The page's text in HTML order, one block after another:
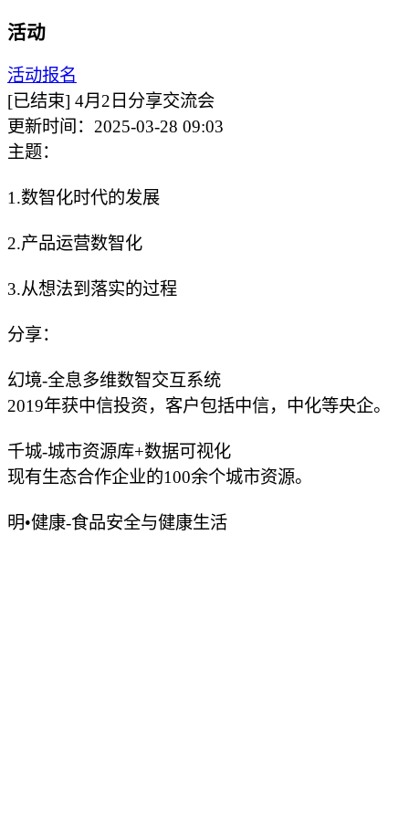
活动
活动报名
[已结束] 4月2日分享交流会
更新时间：2025-03-28 09:03
主题：
1.数智化时代的发展
2.产品运营数智化
3.从想法到落实的过程
分享：
幻境-全息多维数智交互系统
2019年获中信投资，客户包括中信，中化等央企。
千城-城市资源库+数据可视化
现有生态合作企业的100余个城市资源。
明•健康-食品安全与健康生活